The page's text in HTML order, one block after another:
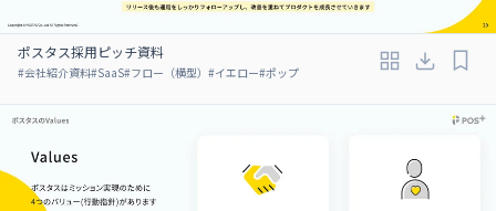
ポスタス採用ピッチ資料
#会社紹介資料#SaaS#フロー（横型） #イエロー#ポップ